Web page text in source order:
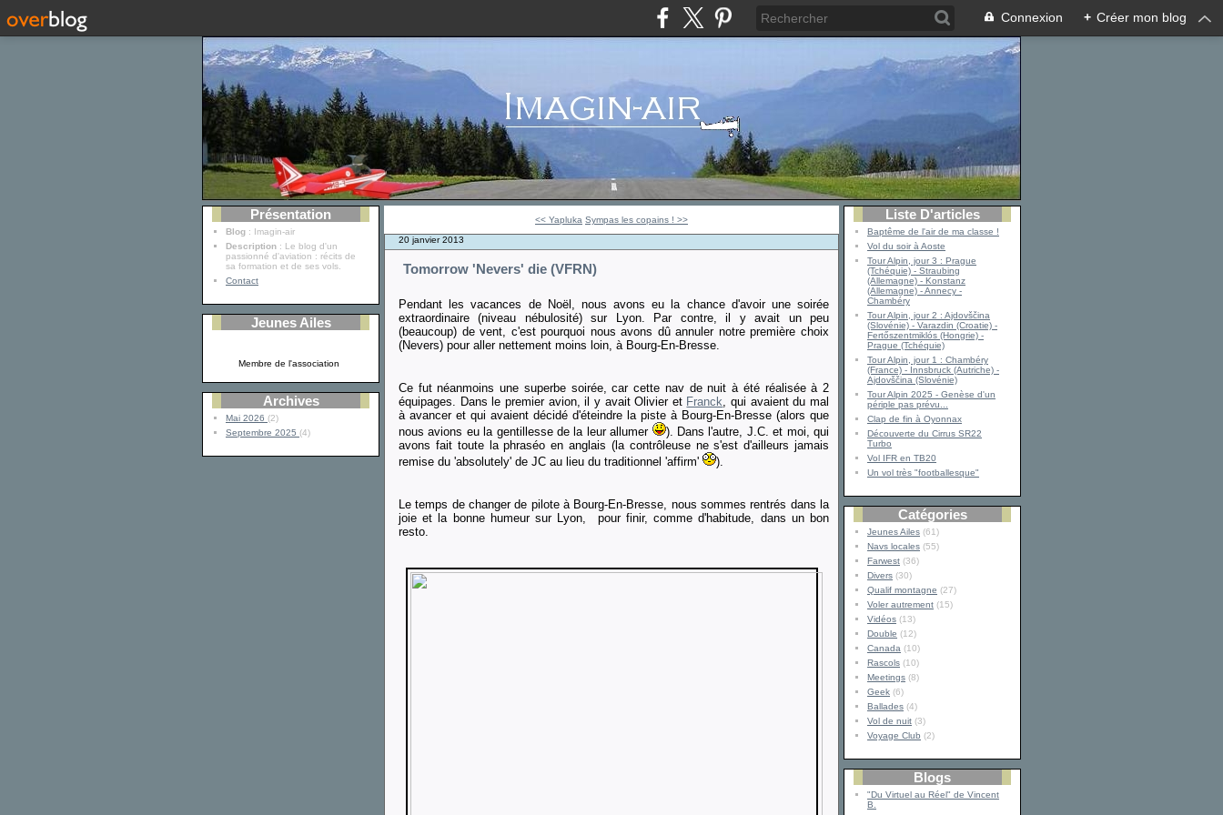
Connexion + Créer mon blog
Présentation
Blog : Imagin-air
Description : Le blog d'un
passionné d'aviation : récits de
sa formation et de ses vols.
Contact
Jeunes Ailes
Membre de l'association
Archives
Mai 2026 (2)
Septembre 2025 (4)
<< Yapluka Sympas les copains ! >>
20 janvier 2013
Tomorrow 'Nevers' die (VFRN)
Pendant les vacances de Noël, nous avons eu la chance d'avoir une soirée
extraordinaire (niveau nébulosité) sur Lyon. Par contre, il y avait un peu
(beaucoup) de vent, c'est pourquoi nous avons dû annuler notre première choix
(Nevers) pour aller nettement moins loin, à Bourg-En-Bresse.
Ce fut néanmoins une superbe soirée, car cette nav de nuit à été réalisée à 2
équipages. Dans le premier avion, il y avait Olivier et Franck , qui avaient du mal
à avancer et qui avaient décidé d'éteindre la piste à Bourg-En-Bresse (alors que
nous avions eu la gentillesse de la leur allumer
). Dans l'autre, J.C. et moi, qui
avons fait toute la phraséo en anglais (la contrôleuse ne s'est d'ailleurs jamais
remise du 'absolutely' de JC au lieu du traditionnel 'affirm'
).
Le temps de changer de pilote à Bourg-En-Bresse, nous sommes rentrés dans la
joie et la bonne humeur sur Lyon, pour finir, comme d'habitude, dans un bon
resto.
Liste D'articles
Baptême de l'air de ma classe !
Vol du soir à Aoste
Tour Alpin, jour 3 : Prague
(Tchéquie) - Straubing
(Allemagne) - Konstanz
(Allemagne) - Annecy -
Chambéry
Tour Alpin, jour 2 : Ajdovščina
(Slovénie) - Varazdin (Croatie) -
Fertőszentmiklós (Hongrie) -
Prague (Tchéquie)
Tour Alpin, jour 1 : Chambéry
(France) - Innsbruck (Autriche) -
Ajdovščina (Slovénie)
Tour Alpin 2025 - Genèse d'un
périple pas prévu...
Clap de fin à Oyonnax
Découverte du Cirrus SR22
Turbo
Vol IFR en TB20
Un vol très "footballesque"
Catégories
Jeunes Ailes (61)
Navs locales (55)
Farwest (36)
Divers (30)
Qualif montagne (27)
Voler autrement (15)
Vidéos (13)
Double (12)
Canada (10)
Rascols (10)
Meetings (8)
Geek (6)
Ballades (4)
Vol de nuit (3)
Voyage Club (2)
Blogs
"Du Virtuel au Réel" de Vincent
B.